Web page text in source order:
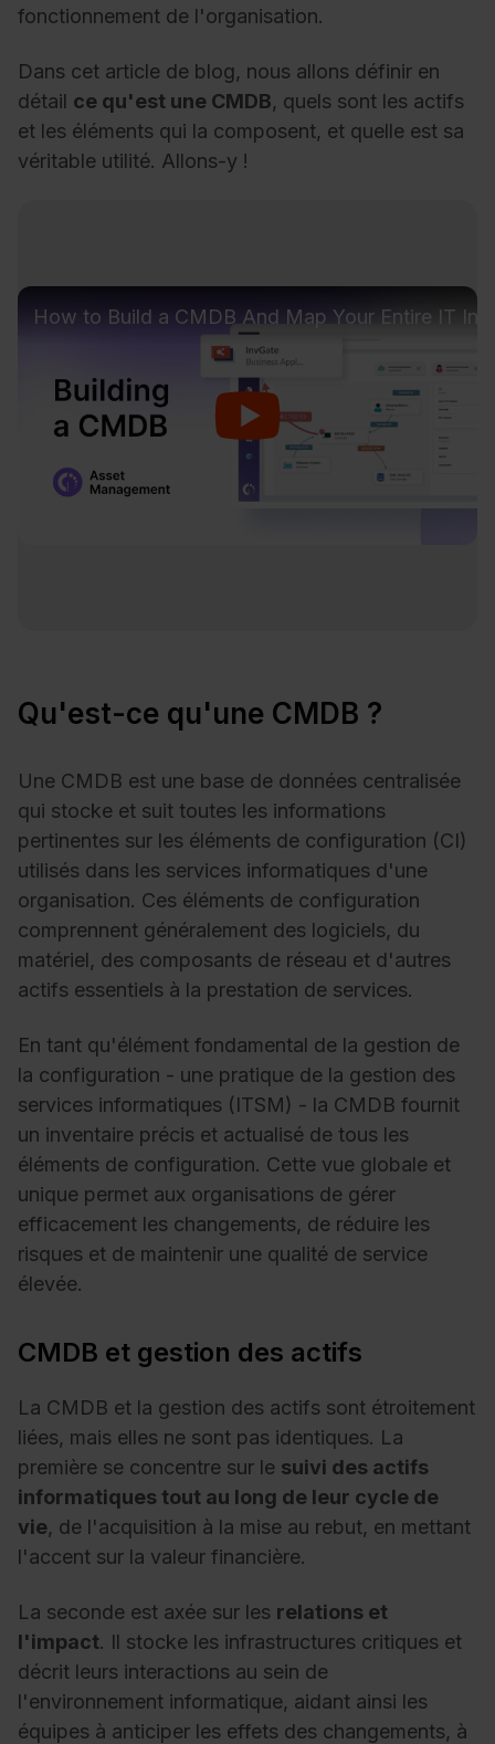
fonctionnement de l'organisation.
Dans cet article de blog, nous allons définir en
détail ce qu'est une CMDB, quels sont les actifs
et les éléments qui la composent, et quelle est sa
véritable utilité. Allons-y !
How to Build a CMDB And Map Your Entire IT
Qu'est-ce qu'une CMDB ?
Une CMDB est une base de données centralisée
qui stocke et suit toutes les informations
pertinentes sur les éléments de configuration (CI)
utilisés dans les services informatiques d'une
organisation. Ces éléments de configuration
comprennent généralement des logiciels, du
matériel, des composants de réseau et d'autres
actifs essentiels à la prestation de services.
En tant qu'élément fondamental de la gestion de
la configuration - une pratique de la gestion des
services informatiques (ITSM) - la CMDB fournit
un inventaire précis et actualisé de tous les
éléments de configuration. Cette vue globale et
unique permet aux organisations de gérer
efficacement les changements, de réduire les
risques et de maintenir une qualité de service
élevée.
CMDB et gestion des actifs
La CMDB et la gestion des actifs sont étroitement
liées, mais elles ne sont pas identiques. La
première se concentre sur le suivi des actifs
informatiques tout au long de leur cycle de
vie, de l'acquisition à la mise au rebut, en mettant
l'accent sur la valeur financière.
La seconde est axée sur les relations et
l'impact. Il stocke les infrastructures critiques et
décrit leurs interactions au sein de
l'environnement informatique, aidant ainsi les
équipes à anticiper les effets des changements, à